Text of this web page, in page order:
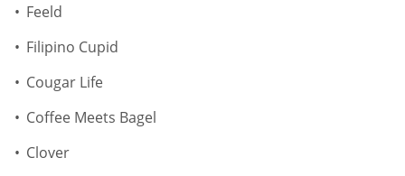
Feeld
Filipino Cupid
Cougar Life
Coffee Meets Bagel
Clover